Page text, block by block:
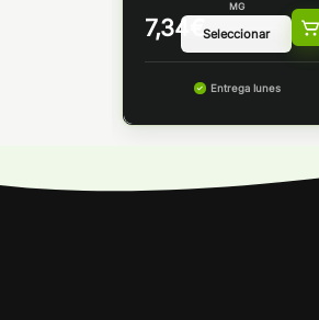
7,34 €
MG
Entrega lunes